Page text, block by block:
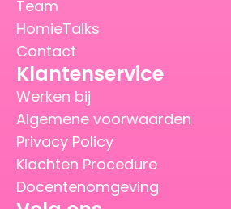
Team
HomieTalks
Contact
Klantenservice
Werken bij
Algemene voorwaarden
Privacy Policy
Klachten Procedure
Docentenomgeving